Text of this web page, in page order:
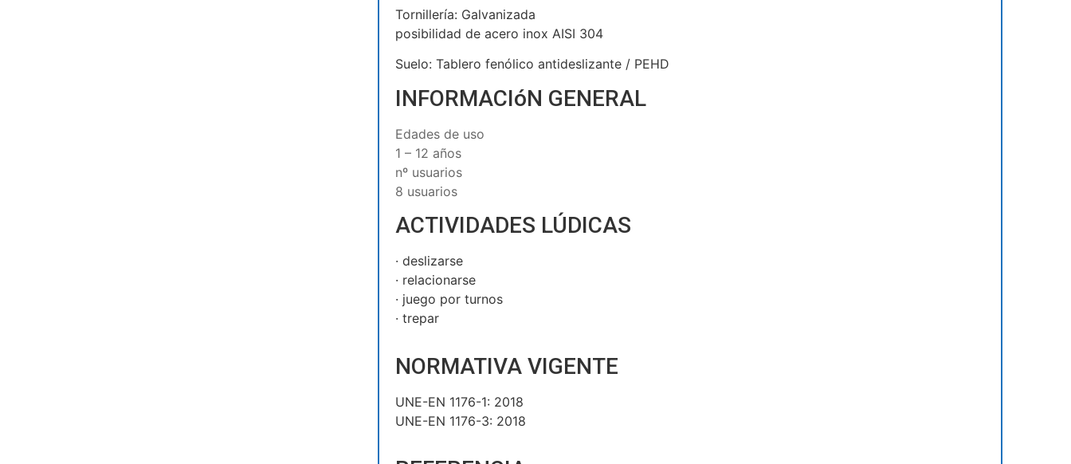
Tornillería: Galvanizada
posibilidad de acero inox AISI 304
Suelo: Tablero fenólico antideslizante / PEHD
INFORMACIóN GENERAL
Edades de uso
1 – 12 años
nº usuarios
8 usuarios
ACTIVIDADES LÚDICAS
· deslizarse
· relacionarse
· juego por turnos
· trepar
NORMATIVA VIGENTE
UNE-EN 1176-1: 2018
UNE-EN 1176-3: 2018